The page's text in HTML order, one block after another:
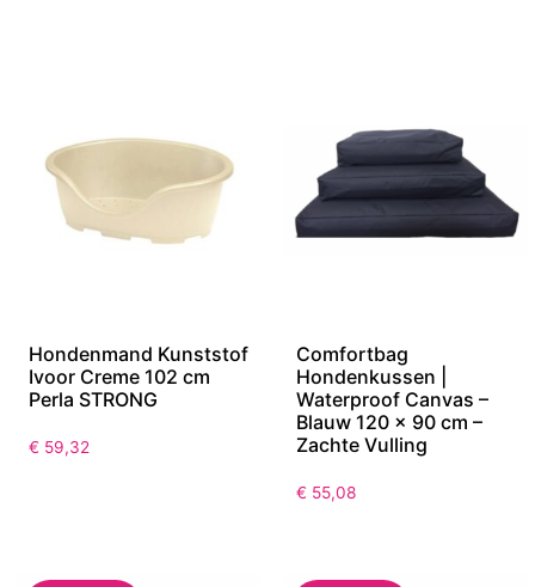
Hondenmand Kunststof
Ivoor Creme 102 cm
Perla STRONG
€ 59,32
Comfortbag
Hondenkussen |
Waterproof Canvas –
Blauw 120 x 90 cm –
Zachte Vulling
€ 55,08